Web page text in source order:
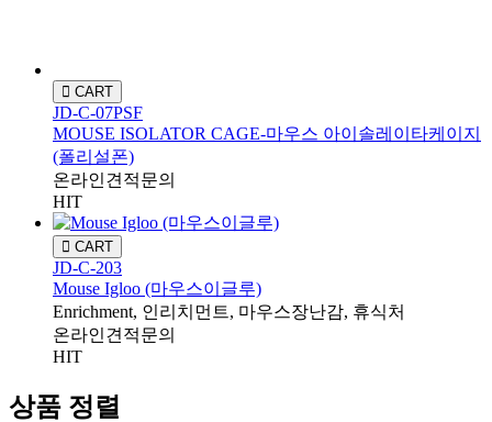
CART
JD-C-07PSF
MOUSE ISOLATOR CAGE-마우스 아이솔레이타케이지
(폴리설폰)
온라인견적문의
HIT
CART
JD-C-203
Mouse Igloo (마우스이글루)
Enrichment, 인리치먼트, 마우스장난감, 휴식처
온라인견적문의
HIT
상품 정렬